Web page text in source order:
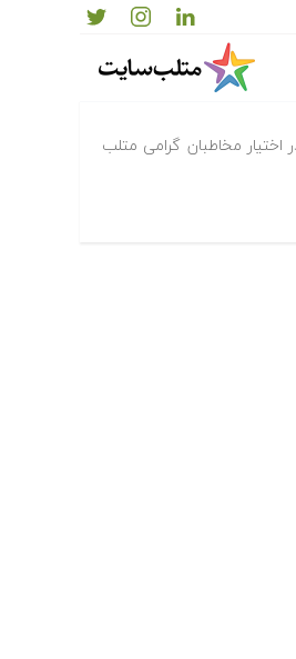
اختیار مخاطبان گرامی متلب